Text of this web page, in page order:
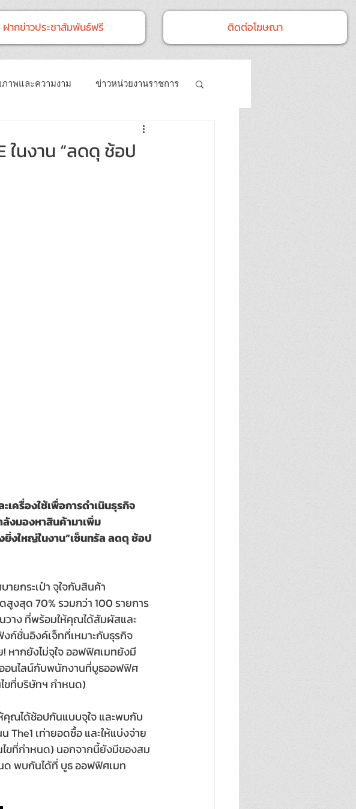
ฝากข่าวประชาสัมพันธ์ฟรี ติดต่อโฆษณา
าพและความงาม ข่าวหน่วยงานราชการ
ในงาน “ลดดุ ช้อป
ครื่องใช้เพื่อการดำเนินธุรกิจ
ลังมองหาสินค้ามาเพิ่ม
งใหญ่ในงาน“เซ็นทรัล ลดดุ ช้อป
ยกระเป๋า จุใจกับสินค้า
สูงสุด 70% รวมกว่า 100 รายการ
วาง ที่พร้อมให้คุณได้สัมผัสและ
ก์ชั่นอิงค์เจ็ทที่เหมาะกับธุรกิจ
หากยังไม่จุใจ ออฟฟิศเมทยังมี
อนไลน์กับพนักงานที่บูธออฟฟิศ
ขที่บริษัทฯ กำหนด)
คุณได้ช้อปกันแบบจุใจ และพบกับ
The1 เท่ายอดซื้อ และให้แบ่งจ่าย
ขที่กำหนด) นอกจากนี้ยังมีของสม
ด พบกันได้ที่ บูธ ออฟฟิศเมท